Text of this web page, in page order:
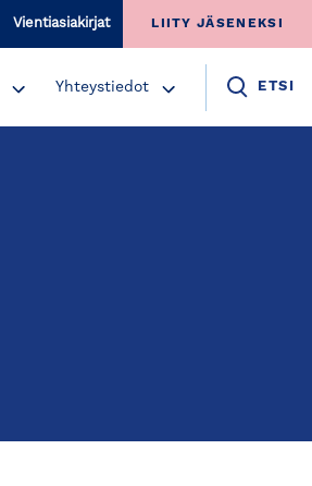
Vientiasiakirjat LIITY JÄSENEKSI
Yhteystiedot ETSI